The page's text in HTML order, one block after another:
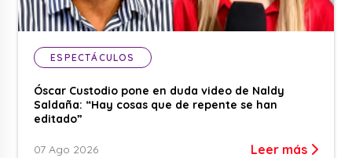
ESPECTÁCULOS
Óscar Custodio pone en duda video de Naldy
Saldaña: “Hay cosas que de repente se han
editado”
07 Ago 2026 Leer más